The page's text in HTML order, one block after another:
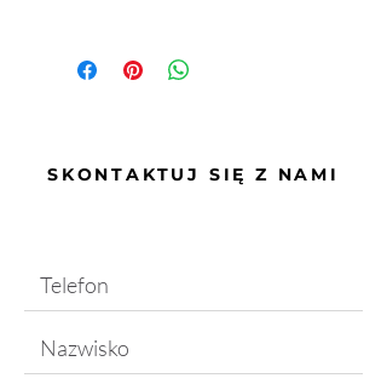
SKONTAKTUJ SIĘ Z NAMI